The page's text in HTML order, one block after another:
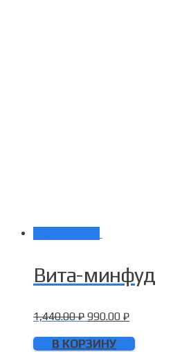
Вита-минфуд
1,440.00₽ 990.00 ₽
В КОРЗИНУ